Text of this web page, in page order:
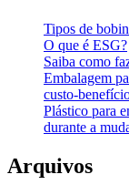
Tipos de
O que é ESG?
Saiba como
Embalagem
custo-
Plástico para
durante a
Arquivos